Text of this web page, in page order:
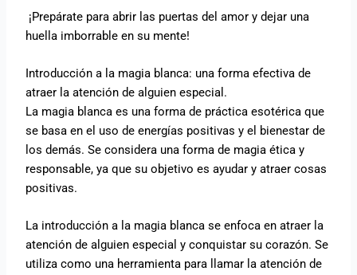
¡Prepárate para abrir las puertas del amor y dejar una
huella imborrable en su mente!
Introducción a la magia blanca: una forma efectiva de
atraer la atención de alguien especial.
La magia blanca es una forma de práctica esotérica que
se basa en el uso de energías positivas y el bienestar de
los demás. Se considera una forma de magia ética y
responsable, ya que su objetivo es ayudar y atraer cosas
positivas.
La introducción a la magia blanca se enfoca en atraer la
atención de alguien especial y conquistar su corazón. Se
utiliza como una herramienta para llamar la atención de